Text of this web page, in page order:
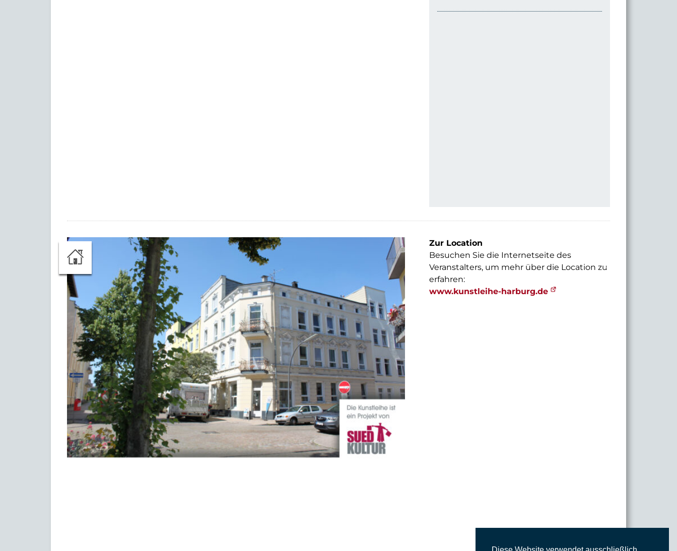
© 2024 Kunstleihe Harburg
Zur Location
Besuchen Sie die Internetseite des
Veranstalters, um mehr über die Location zu
erfahren:
www.kunstleihe-harburg.de